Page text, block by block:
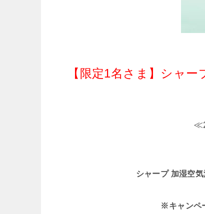
【限定1名さま】シャ
シャープ 加湿空
※キャンペ